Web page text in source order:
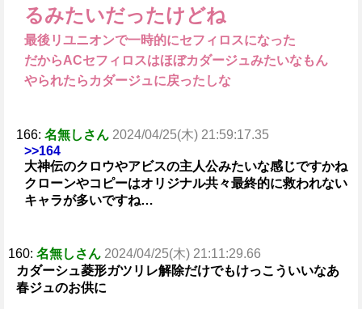
るみたいだったけどね
最後リユニオンで一時的にセフィロスになった
だからACセフィロスはほぼカダージュみたいなもん
やられたらカダージュに戻ったしな
166: 名無しさん 2024/04/25(木) 21:59:17.35
>>164
大神伝のクロウやアビスの主人公みたいな感じですかね
クローンやコピーはオリジナル共々最終的に救われない
キャラが多いですね…
160: 名無しさん 2024/04/25(木) 21:11:29.66
カダーシュ菱形ガツリレ解除だけでもけっこういいなあ
春ジュのお供に